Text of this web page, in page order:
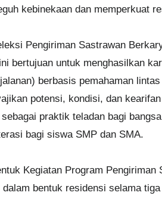
kebinekaan dan memperkuat
Pengiriman Sastrawan
bertujuan untuk menghasilkan
berbasis pemahaman
potensi, kondisi, dan
praktik teladan bagi
bagi siswa SMP dan SMA.
Kegiatan Program
bentuk residensi selama